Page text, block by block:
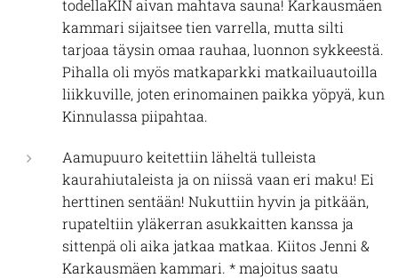
todellaKIN aivan mahtava sauna! Karkausmäen
kammari sijaitsee tien varrella, mutta silti
tarjoaa täysin omaa rauhaa, luonnon sykkeestä.
Pihalla oli myös matkaparkki matkailuautoilla
liikkuville, joten erinomainen paikka yöpyä, kun
Kinnulassa piipahtaa.
Aamupuuro keitettiin läheltä tulleista
kaurahiutaleista ja on niissä vaan eri maku! Ei
herttinen sentään! Nukuttiin hyvin ja pitkään,
rupateltiin yläkerran asukkaitten kanssa ja
sittenpä oli aika jatkaa matkaa. Kiitos Jenni &
Karkausmäen kammari. * majoitus saatu